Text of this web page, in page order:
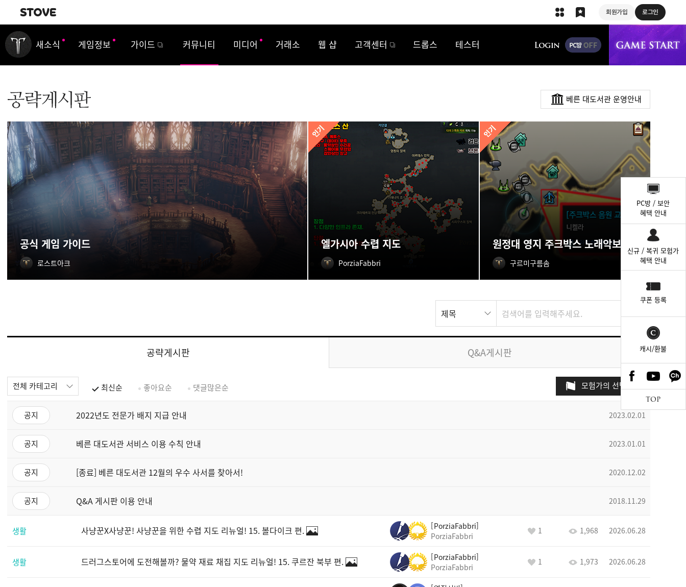
회원가입 로그인
내비게이션
새소식 게임정보 가이드 커뮤니티 미디어 거래소 웹 샵 고객센터 드롭스 테스터
베른 대도서관 운영안내
공식 게임 가이드
로스트아크
엘가시아 수렵 지도
PorziaFabbri
원정대 영지 주크박스 노래악보 획득처
구르미구름솜
스
트
제목
공략게시판 Q&A게시판
전체 카테고리 최신순 좋아요순 댓글많은순 모험가의 선택
공지 2022년도 전문가 배지 지급 안내 2023.02.01
공지 베른 대도서관 서비스 이용 수칙 안내 2023.01.01
공지 [종료] 베른 대도서관 12월의 우수 사서를 찾아서! 2020.12.02
공지 Q&A 게시판 이용 안내 2018.11.29
생활 사냥꾼X사냥꾼! 사냥꾼을 위한 수렵 지도 리뉴얼! 15. 볼다이크 편.
PorziaFabbri
PorziaFabbri
1 1,968 2026.06.28
생활 드러그스토어에 도전해볼까? 물약 재료 채집 지도 리뉴얼! 15. 쿠르잔 북부 편.
PorziaFabbri
PorziaFabbri
1 1,973 2026.06.28
PC방 / 보안
혜택 안내
신규 / 복귀 모험가
혜택 안내
쿠폰 등록
캐시/환불
TOP